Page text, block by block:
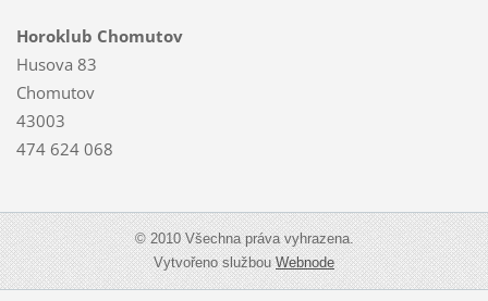
Horoklub Chomutov
Husova 83
Chomutov
43003
474 624 068
© 2010 Všechna práva vyhrazena.
Vytvořeno službouWebnode